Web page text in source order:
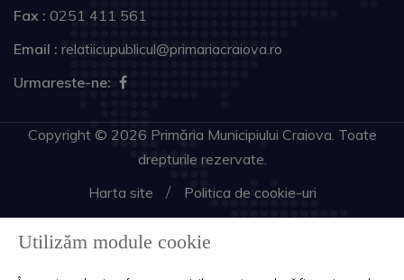
Fax : 0251 411 561
Email : relatiicupublicul@primariacraiova.ro
Urmareste-ne:
Copyright © 2026 Primăria Municipiului Craiova. Toate
drepturile rezervate.
Harta site
Politica de cookie-uri
Utilizăm module cookie